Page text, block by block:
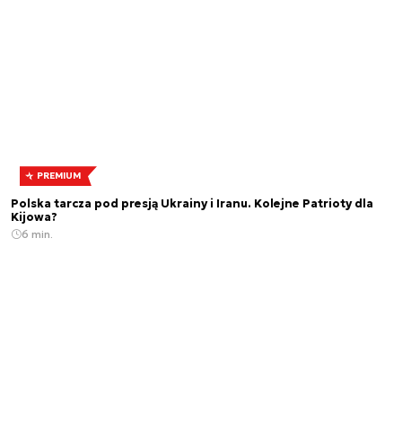
PREMIUM
Polska tarcza pod presją Ukrainy i Iranu. Kolejne Patrioty dla
Kijowa?
6 min.